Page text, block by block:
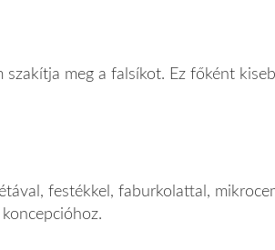
meg a falsíkot. Ez főként
festékkel, faburkolattal,